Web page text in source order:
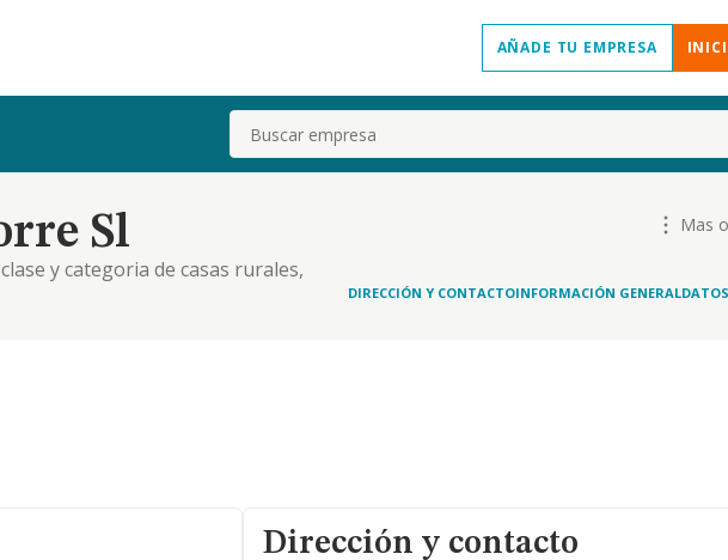
AÑADE TU EMPRESA
Buscar
Sl
y categoria de casas rurales,
Mas
DIRECCIÓN Y CONTACTOINFORMACIÓN GENERAL
Dirección y contacto